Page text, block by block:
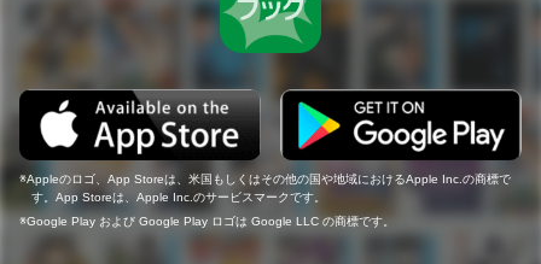
Appleのロゴ、App Storeは、米国もしくはその他の国や地域におけるApple Inc.の商標で
す。App Storeは、Apple Inc.のサービスマークです。
Google Play および Google Play ロゴは Google LLC の商標です。